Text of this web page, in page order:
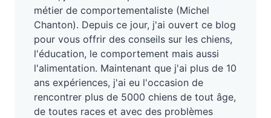
métier de comportementaliste (Michel
Chanton). Depuis ce jour, j'ai ouvert ce blog
pour vous offrir des conseils sur les chiens,
l'éducation, le comportement mais aussi
l'alimentation. Maintenant que j'ai plus de 10
ans expériences, j'ai eu l'occasion de
rencontrer plus de 5000 chiens de tout âge,
de toutes races et avec des problèmes